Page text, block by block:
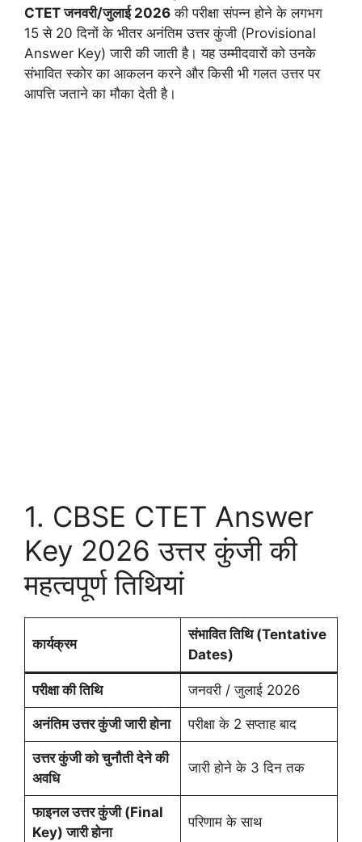
CTET जनवरी/जुलाई 2026 की परीक्षा संपन्न होने के लगभग
15 से 20 दिनों के भीतर अनंतिम उत्तर कुंजी (Provisional
Answer Key) जारी की जाती है। यह उम्मीदवारों को उनके
संभावित स्कोर का आकलन करने और किसी भी गलत उत्तर पर
आपत्ति जताने का मौका देती है।
1. CBSE CTET Answer
Key 2026 उत्तर कुंजी की
महत्वपूर्ण तिथियां
कार्यक्रम
संभावित तिथि (Tentative
Dates)
परीक्षा की तिथि जनवरी / जुलाई 2026
अनंतिम उत्तर कुंजी जारी होना परीक्षा के 2 सप्ताह बाद
उत्तर कुंजी को चुनौती देने की
अवधि
जारी होने के 3 दिन तक
फाइनल उत्तर कुंजी (Final
Key) जारी होना
परिणाम के साथ